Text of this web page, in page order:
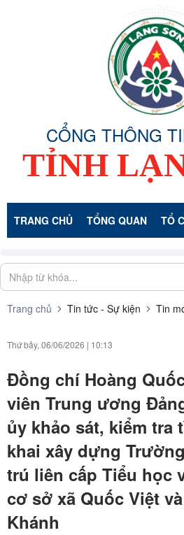
CỔNG THÔNG
TỈNH
TRANG CHỦ TỔNG QUAN TỔ
Trang chủ Tin tức - Sự kiện Tin
Thứ bảy, 06/06/2026 | 10:13
Đồng chí Hoàng
viên Trung ương
ủy khảo sát, kiểm tra
khai xây dựng
trú liên cấp Tiểu học
cơ sở xã Quốc Việt
Khánh